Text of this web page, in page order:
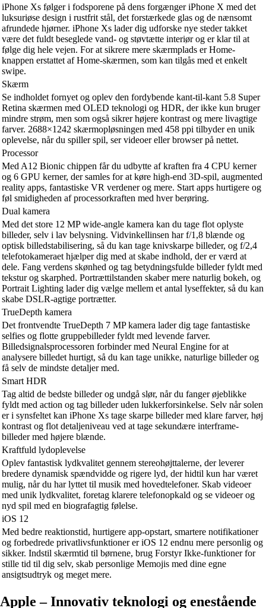
iPhone Xs følger i fodsporene på dens forgænger iPhone X med det
luksuriøse design i rustfrit stål, det forstærkede glas og de nænsomt
afrundede hjørner. iPhone Xs lader dig udforske nye steder takket
være det fuldt beseglede vand- og støvtætte interiør og er klar til at
følge dig hele vejen. For at sikrere mere skærmplads er Home-
knappen erstattet af Home-skærmen, som kan tilgås med et enkelt
swipe.
Skærm
Se indholdet fornyet og oplev den fordybende kant-til-kant 5.8 Super
Retina skærmen med OLED teknologi og HDR, der ikke kun bruger
mindre strøm, men som også sikrer højere kontrast og mere livagtige
farver. 2688×1242 skærmopløsningen med 458 ppi tilbyder en unik
oplevelse, når du spiller spil, ser videoer eller browser på nettet.
Processor
Med A12 Bionic chippen får du udbytte af kraften fra 4 CPU kerner
og 6 GPU kerner, der samles for at køre high-end 3D-spil, augmented
reality apps, fantastiske VR verdener og mere. Start apps hurtigere og
føl smidigheden af processorkraften med hver berøring.
Dual kamera
Med det store 12 MP wide-angle kamera kan du tage flot oplyste
billeder, selv i lav belysning. Vidvinkellinsen har f/1,8 blænde og
optisk billedstabilisering, så du kan tage knivskarpe billeder, og f/2,4
telefotokameraet hjælper dig med at skabe indhold, der er værd at
dele. Fang verdens skønhed og tag betydningsfulde billeder fyldt med
tekstur og skarphed. Portrættilstanden skaber mere naturlig bokeh, og
Portrait Lighting lader dig vælge mellem et antal lyseffekter, så du kan
skabe DSLR-agtige portrætter.
TrueDepth kamera
Det frontvendte TrueDepth 7 MP kamera lader dig tage fantastiske
selfies og flotte gruppebilleder fyldt med levende farver.
Billedsignalsprocessoren forbinder med Neural Engine for at
analysere billedet hurtigt, så du kan tage unikke, naturlige billeder og
få selv de mindste detaljer med.
Smart HDR
Tag altid de bedste billeder og undgå slør, når du fanger øjeblikke
fyldt med action og tag billeder uden lukkerforsinkelse. Selv når solen
er i synsfeltet kan iPhone Xs tage skarpe billeder med klare farver, høj
kontrast og flot detaljeniveau ved at tage sekundære interframe-
billeder med højere blænde.
Kraftfuld lydoplevelse
Oplev fantastisk lydkvalitet gennem stereohøjttalerne, der leverer
bredere dynamisk spændvidde og rigere lyd, der hidtil kun har været
mulig, når du har lyttet til musik med hovedtelefoner. Skab videoer
med unik lydkvalitet, foretag klarere telefonopkald og se videoer og
nyd spil med en biografagtig følelse.
iOS 12
Med bedre reaktionstid, hurtigere app-opstart, smartere notifikationer
og forbedrede privatlivsfunktioner er iOS 12 endnu mere personlig og
sikker. Indstil skærmtid til børnene, brug Forstyr Ikke-funktioner for
stille tid til dig selv, skab personlige Memojis med dine egne
ansigtsudtryk og meget mere.
Apple – Innovativ teknologi og enestående